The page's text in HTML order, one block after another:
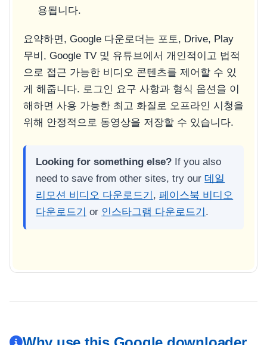
용됩니다.
요약하면, Google 다운로더는 포토, Drive, Play
무비, Google TV 및 유튜브에서 개인적이고 법적
으로 접근 가능한 비디오 콘텐츠를 제어할 수 있
게 해줍니다. 로그인 요구 사항과 형식 옵션을 이
해하면 사용 가능한 최고 화질로 오프라인 시청을
위해 안정적으로 동영상을 저장할 수 있습니다.
Looking for something else? If you also
need to save from other sites, try our데일
리모션 비디오 다운로드기 ,페이스북 비디오
다운로드기
or 인스타그램 다운로드기 .